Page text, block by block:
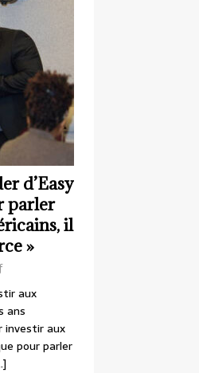
d’Easy
parler
il
»
aux
ans
investir aux
pour parler